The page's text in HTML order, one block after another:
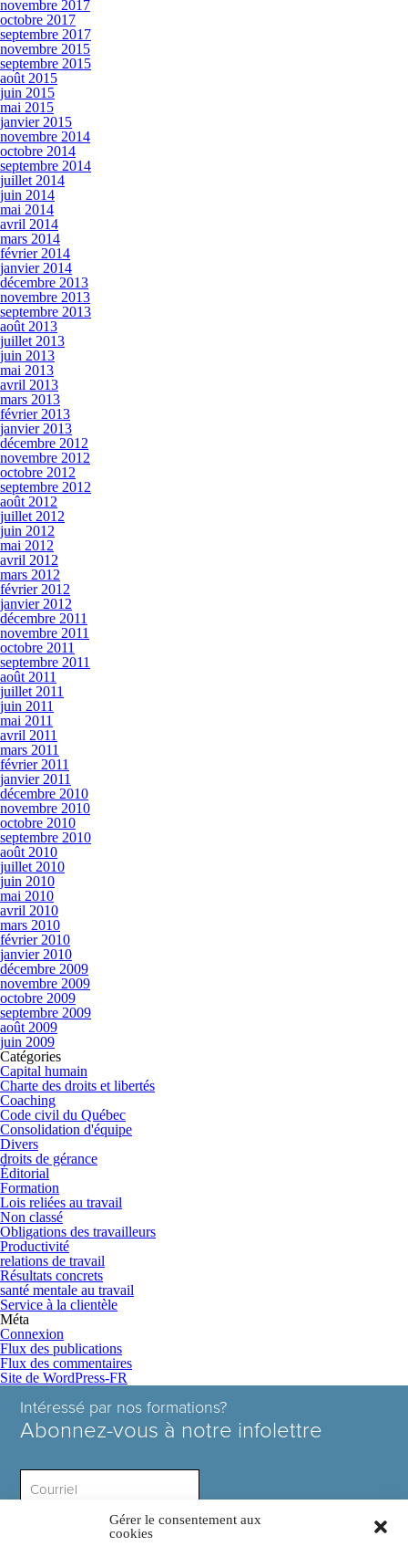
Gérer le consentement aux
cookies
novembre 2017
octobre 2017
septembre 2017
novembre 2015
septembre 2015
août 2015
juin 2015
mai 2015
janvier 2015
novembre 2014
octobre 2014
septembre 2014
juillet 2014
juin 2014
mai 2014
avril 2014
mars 2014
février 2014
janvier 2014
décembre 2013
novembre 2013
septembre 2013
août 2013
juillet 2013
juin 2013
mai 2013
avril 2013
mars 2013
février 2013
janvier 2013
décembre 2012
novembre 2012
octobre 2012
septembre 2012
août 2012
juillet 2012
juin 2012
mai 2012
avril 2012
mars 2012
février 2012
janvier 2012
décembre 2011
novembre 2011
octobre 2011
septembre 2011
août 2011
juillet 2011
juin 2011
mai 2011
avril 2011
mars 2011
février 2011
janvier 2011
décembre 2010
novembre 2010
octobre 2010
septembre 2010
août 2010
juillet 2010
juin 2010
mai 2010
avril 2010
mars 2010
février 2010
janvier 2010
décembre 2009
novembre 2009
octobre 2009
septembre 2009
août 2009
juin 2009
Catégories
Capital humain
Charte des droits et libertés
Coaching
Code civil du Québec
Consolidation d'équipe
Divers
droits de gérance
Éditorial
Formation
Lois reliées au travail
Non classé
Obligations des travailleurs
Productivité
relations de travail
Résultats concrets
santé mentale au travail
Service à la clientèle
Méta
Connexion
Flux des publications
Flux des commentaires
Site de WordPress-FR
Intéressé par nos formations?
Abonnez-vous à notre infolettre